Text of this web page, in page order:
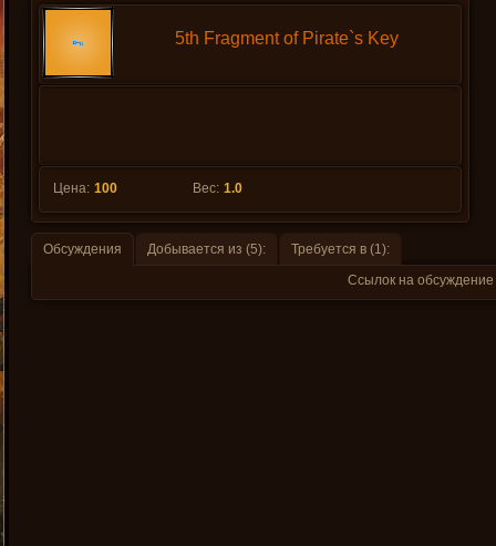
5th Fragment of Pirate`s Key
Цена: 100 Вес: 1.0
Обсуждения Добывается из (5):
Требуется в (1):
Ссылок на